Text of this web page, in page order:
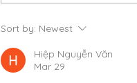
Sort by: Newest
Hiệp Nguyễn Văn
Mar 29